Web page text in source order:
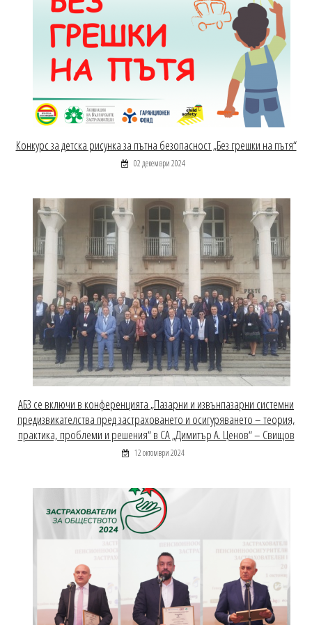
Конкурс за детска рисунка за пътна безопасност „Без грешки на пътя“
02 декември 2024
АБЗ се включи в конференцията „Пазарни и извънпазарни системни
предизвикателства пред застраховането и осигуряването – теория,
практика, проблеми и решения“ в СА „Димитър А. Ценов“ – Свищов
12 октомври 2024